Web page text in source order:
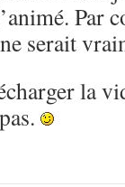
Par
serait
la